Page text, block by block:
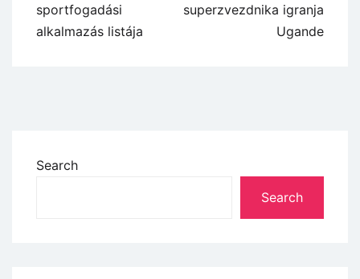
sportfogadási
alkalmazás listája
superzvezdnika igranja
Ugande
Search
Search